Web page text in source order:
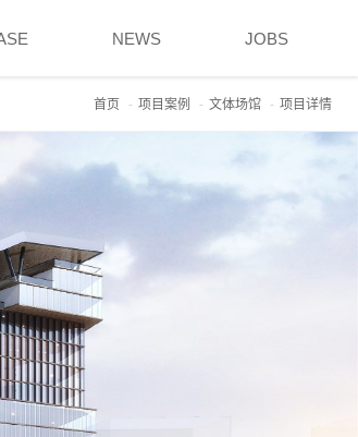
NEWS JOBS
首页 项目案例 文体场馆 项目详情